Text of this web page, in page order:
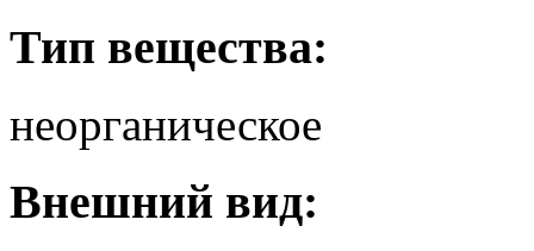
Тип вещества:
неорганическое
Внешний вид: